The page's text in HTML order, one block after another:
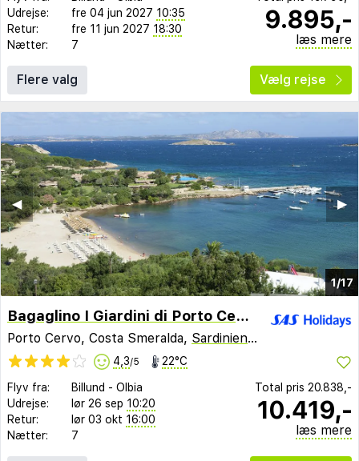
Udrejse:
fre 04 jun 2027 10:35
Retur:
fre 11 jun 2027 18:30
Nætter:
7
9.895,-
læs mere
Flere valg Vælg rejse
1/17
▶︎
◀︎
Bagaglino I Giardini di Porto Cervo
Porto Cervo, Costa Smeralda, Sardinien,Italien
4,3/5 22°C
Flyv fra: Billund - Olbia
Udrejse:
lør 26 sep 10:20
Retur:
lør 03 okt 16:00
Nætter:
7
Total pris 20.838,-
10.419,-
læs mere